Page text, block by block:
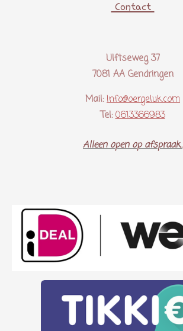
Contact
Ulftseweg 37
7081 AA Gendringen
Mail: Info@oergeluk.com
Tel: 0613366983
Alleen open op afspraak..